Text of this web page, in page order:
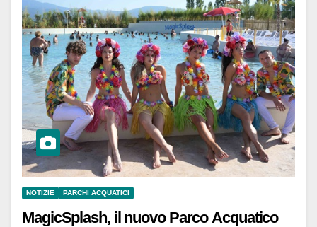
NOTIZIE PARCHI ACQUATICI
MagicSplash, il nuovo Parco Acquatico